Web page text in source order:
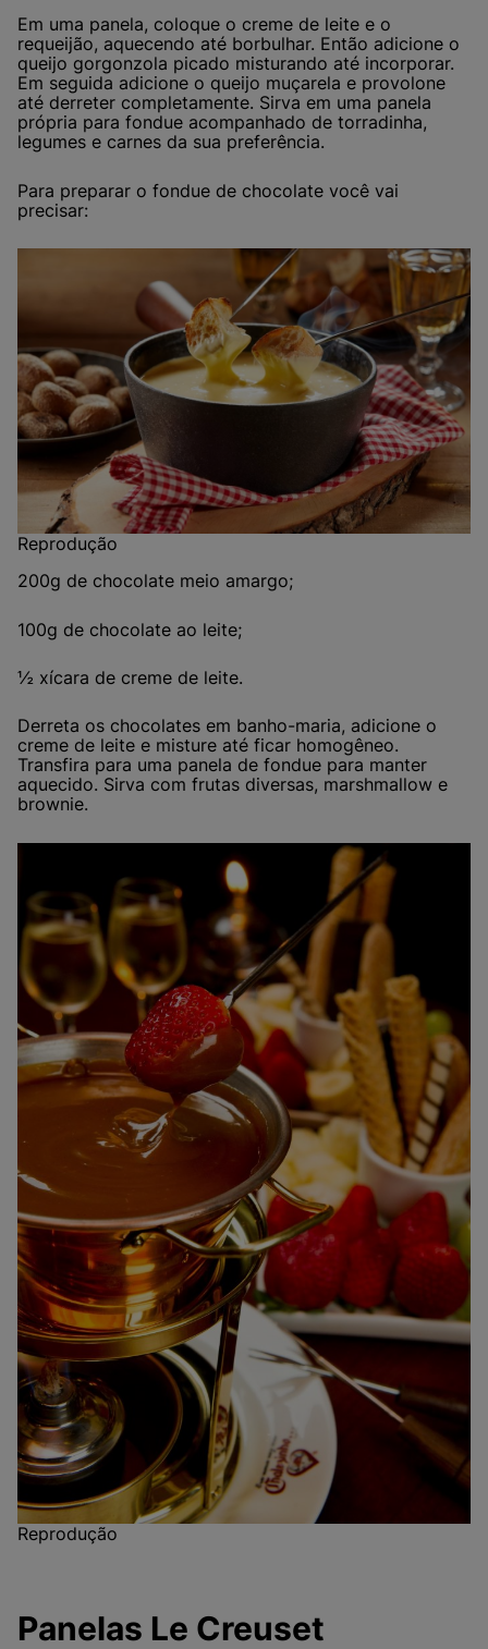
Em uma panela, coloque o creme de leite e o
requeijão, aquecendo até borbulhar. Então adicione o
queijo gorgonzola picado misturando até incorporar.
Em seguida adicione o queijo muçarela e provolone
até derreter completamente. Sirva em uma panela
própria para fondue acompanhado de torradinha,
legumes e carnes da sua preferência.
Para preparar o fondue de chocolate você vai
precisar:
Reprodução
200g de chocolate meio amargo;
100g de chocolate ao leite;
½ xícara de creme de leite.
Derreta os chocolates em banho-maria, adicione o
creme de leite e misture até ficar homogêneo.
Transfira para uma panela de fondue para manter
aquecido. Sirva com frutas diversas, marshmallow e
brownie.
Reprodução
Panelas Le Creuset